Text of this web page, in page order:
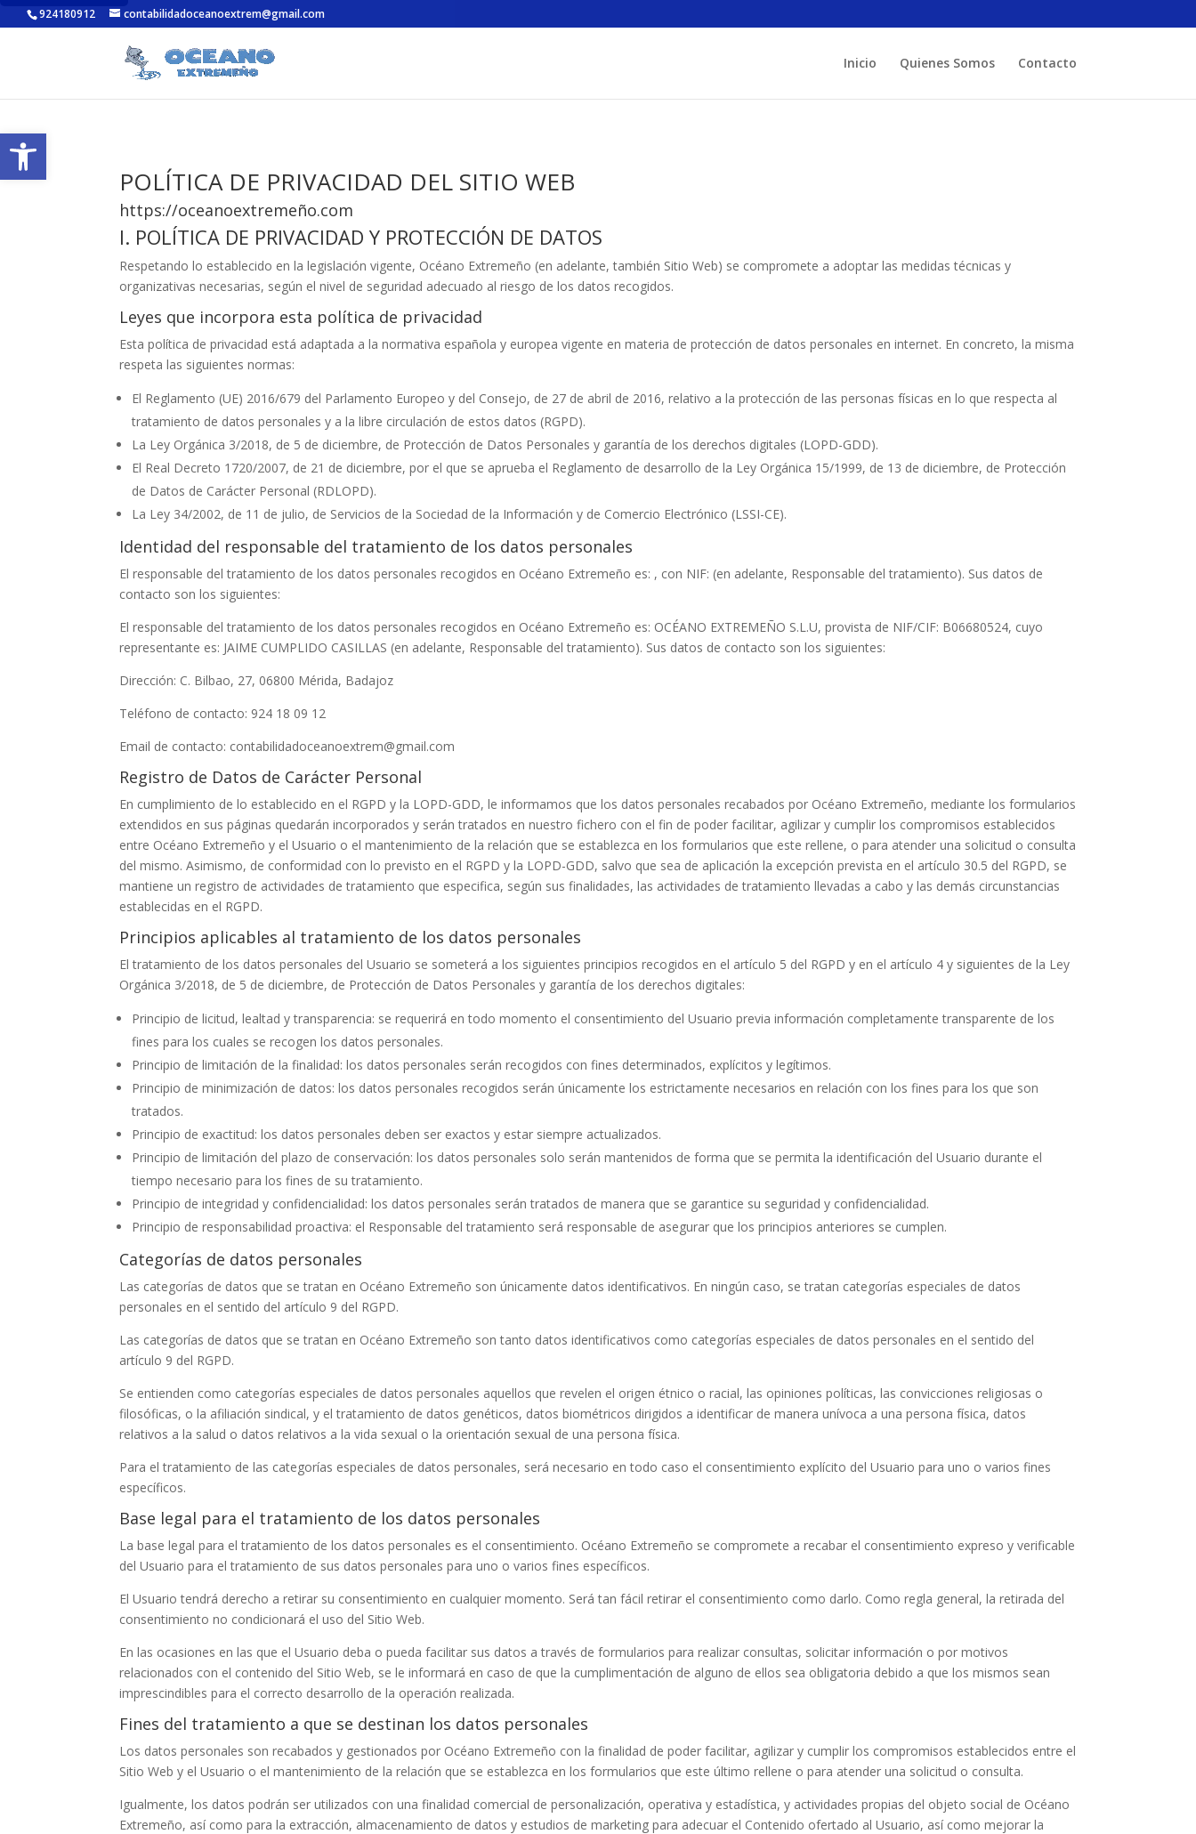
Abrir barra de herramientas
924180912 contabilidadoceanoextrem@gmail.com
Inicio Quienes Somos Contacto
POLÍTICA DE PRIVACIDAD DEL SITIO WEB
https://oceanoextremeño.com
I. POLÍTICA DE PRIVACIDAD Y PROTECCIÓN DE DATOS
Respetando lo establecido en la legislación vigente, Océano Extremeño (en adelante, también Sitio Web) se compromete a adoptar las medidas técnicas y
organizativas necesarias, según el nivel de seguridad adecuado al riesgo de los datos recogidos.
Leyes que incorpora esta política de privacidad
Esta política de privacidad está adaptada a la normativa española y europea vigente en materia de protección de datos personales en internet. En concreto, la misma
respeta las siguientes normas:
El Reglamento (UE) 2016/679 del Parlamento Europeo y del Consejo, de 27 de abril de 2016, relativo a la protección de las personas físicas en lo que respecta al
tratamiento de datos personales y a la libre circulación de estos datos (RGPD).
La Ley Orgánica 3/2018, de 5 de diciembre, de Protección de Datos Personales y garantía de los derechos digitales (LOPD-GDD).
El Real Decreto 1720/2007, de 21 de diciembre, por el que se aprueba el Reglamento de desarrollo de la Ley Orgánica 15/1999, de 13 de diciembre, de Protección
de Datos de Carácter Personal (RDLOPD).
La Ley 34/2002, de 11 de julio, de Servicios de la Sociedad de la Información y de Comercio Electrónico (LSSI-CE).
Identidad del responsable del tratamiento de los datos personales
El responsable del tratamiento de los datos personales recogidos en Océano Extremeño es: , con NIF: (en adelante, Responsable del tratamiento). Sus datos de
contacto son los siguientes:
El responsable del tratamiento de los datos personales recogidos en Océano Extremeño es: OCÉANO EXTREMEÑO S.L.U, provista de NIF/CIF: B06680524, cuyo
representante es: JAIME CUMPLIDO CASILLAS (en adelante, Responsable del tratamiento). Sus datos de contacto son los siguientes:
Dirección: C. Bilbao, 27, 06800 Mérida, Badajoz
Teléfono de contacto: 924 18 09 12
Email de contacto: contabilidadoceanoextrem@gmail.com
Registro de Datos de Carácter Personal
En cumplimiento de lo establecido en el RGPD y la LOPD-GDD, le informamos que los datos personales recabados por Océano Extremeño, mediante los formularios
extendidos en sus páginas quedarán incorporados y serán tratados en nuestro fichero con el fin de poder facilitar, agilizar y cumplir los compromisos establecidos
entre Océano Extremeño y el Usuario o el mantenimiento de la relación que se establezca en los formularios que este rellene, o para atender una solicitud o consulta
del mismo. Asimismo, de conformidad con lo previsto en el RGPD y la LOPD-GDD, salvo que sea de aplicación la excepción prevista en el artículo 30.5 del RGPD, se
mantiene un registro de actividades de tratamiento que especifica, según sus finalidades, las actividades de tratamiento llevadas a cabo y las demás circunstancias
establecidas en el RGPD.
Principios aplicables al tratamiento de los datos personales
El tratamiento de los datos personales del Usuario se someterá a los siguientes principios recogidos en el artículo 5 del RGPD y en el artículo 4 y siguientes de la Ley
Orgánica 3/2018, de 5 de diciembre, de Protección de Datos Personales y garantía de los derechos digitales:
Principio de licitud, lealtad y transparencia: se requerirá en todo momento el consentimiento del Usuario previa información completamente transparente de los
fines para los cuales se recogen los datos personales.
Principio de limitación de la finalidad: los datos personales serán recogidos con fines determinados, explícitos y legítimos.
Principio de minimización de datos: los datos personales recogidos serán únicamente los estrictamente necesarios en relación con los fines para los que son
tratados.
Principio de exactitud: los datos personales deben ser exactos y estar siempre actualizados.
Principio de limitación del plazo de conservación: los datos personales solo serán mantenidos de forma que se permita la identificación del Usuario durante el
tiempo necesario para los fines de su tratamiento.
Principio de integridad y confidencialidad: los datos personales serán tratados de manera que se garantice su seguridad y confidencialidad.
Principio de responsabilidad proactiva: el Responsable del tratamiento será responsable de asegurar que los principios anteriores se cumplen.
Categorías de datos personales
Las categorías de datos que se tratan en Océano Extremeño son únicamente datos identificativos. En ningún caso, se tratan categorías especiales de datos
personales en el sentido del artículo 9 del RGPD.
Las categorías de datos que se tratan en Océano Extremeño son tanto datos identificativos como categorías especiales de datos personales en el sentido del
artículo 9 del RGPD.
Se entienden como categorías especiales de datos personales aquellos que revelen el origen étnico o racial, las opiniones políticas, las convicciones religiosas o
filosóficas, o la afiliación sindical, y el tratamiento de datos genéticos, datos biométricos dirigidos a identificar de manera unívoca a una persona física, datos
relativos a la salud o datos relativos a la vida sexual o la orientación sexual de una persona física.
Para el tratamiento de las categorías especiales de datos personales, será necesario en todo caso el consentimiento explícito del Usuario para uno o varios fines
específicos.
Base legal para el tratamiento de los datos personales
La base legal para el tratamiento de los datos personales es el consentimiento. Océano Extremeño se compromete a recabar el consentimiento expreso y verificable
del Usuario para el tratamiento de sus datos personales para uno o varios fines específicos.
El Usuario tendrá derecho a retirar su consentimiento en cualquier momento. Será tan fácil retirar el consentimiento como darlo. Como regla general, la retirada del
consentimiento no condicionará el uso del Sitio Web.
En las ocasiones en las que el Usuario deba o pueda facilitar sus datos a través de formularios para realizar consultas, solicitar información o por motivos
relacionados con el contenido del Sitio Web, se le informará en caso de que la cumplimentación de alguno de ellos sea obligatoria debido a que los mismos sean
imprescindibles para el correcto desarrollo de la operación realizada.
Fines del tratamiento a que se destinan los datos personales
Los datos personales son recabados y gestionados por Océano Extremeño con la finalidad de poder facilitar, agilizar y cumplir los compromisos establecidos entre el
Sitio Web y el Usuario o el mantenimiento de la relación que se establezca en los formularios que este último rellene o para atender una solicitud o consulta.
Igualmente, los datos podrán ser utilizados con una finalidad comercial de personalización, operativa y estadística, y actividades propias del objeto social de Océano
Extremeño, así como para la extracción, almacenamiento de datos y estudios de marketing para adecuar el Contenido ofertado al Usuario, así como mejorar la